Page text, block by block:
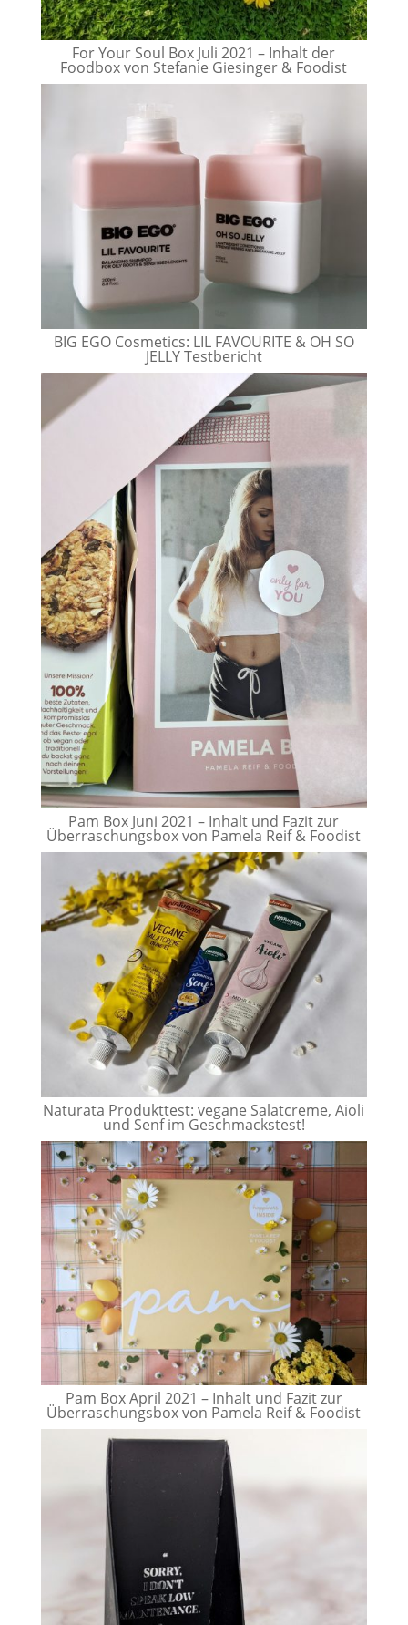
For Your Soul Box Juli 2021 – Inhalt der
Foodbox von Stefanie Giesinger & Foodist
BIG EGO Cosmetics: LIL FAVOURITE & OH SO
JELLY Testbericht
Pam Box Juni 2021 – Inhalt und Fazit zur
Überraschungsbox von Pamela Reif & Foodist
Naturata Produkttest: vegane Salatcreme, Aioli
und Senf im Geschmackstest!
Pam Box April 2021 – Inhalt und Fazit zur
Überraschungsbox von Pamela Reif & Foodist